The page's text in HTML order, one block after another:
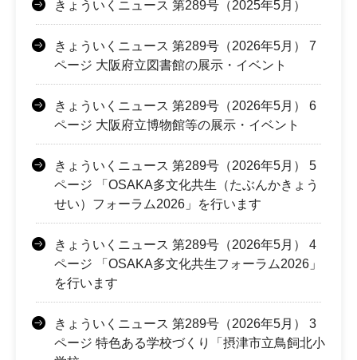
きょういくニュース 第289号（2025年5月）
きょういくニュース 第289号（2026年5月） 7
ページ 大阪府立図書館の展示・イベント
きょういくニュース 第289号（2026年5月） 6
ページ 大阪府立博物館等の展示・イベント
きょういくニュース 第289号（2026年5月） 5
ページ 「OSAKA多文化共生（たぶんかきょう
せい）フォーラム2026」を行います
きょういくニュース 第289号（2026年5月） 4
ページ 「OSAKA多文化共生フォーラム2026」
を行います
きょういくニュース 第289号（2026年5月） 3
ページ 特色ある学校づくり「摂津市立鳥飼北小